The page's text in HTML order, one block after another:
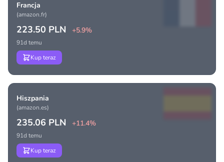
Francja
(amazon.fr)
223.50 PLN +5.9%
91d temu
Kup teraz
Hiszpania
(amazon.es)
235.06 PLN +11.4%
91d temu
Kup teraz